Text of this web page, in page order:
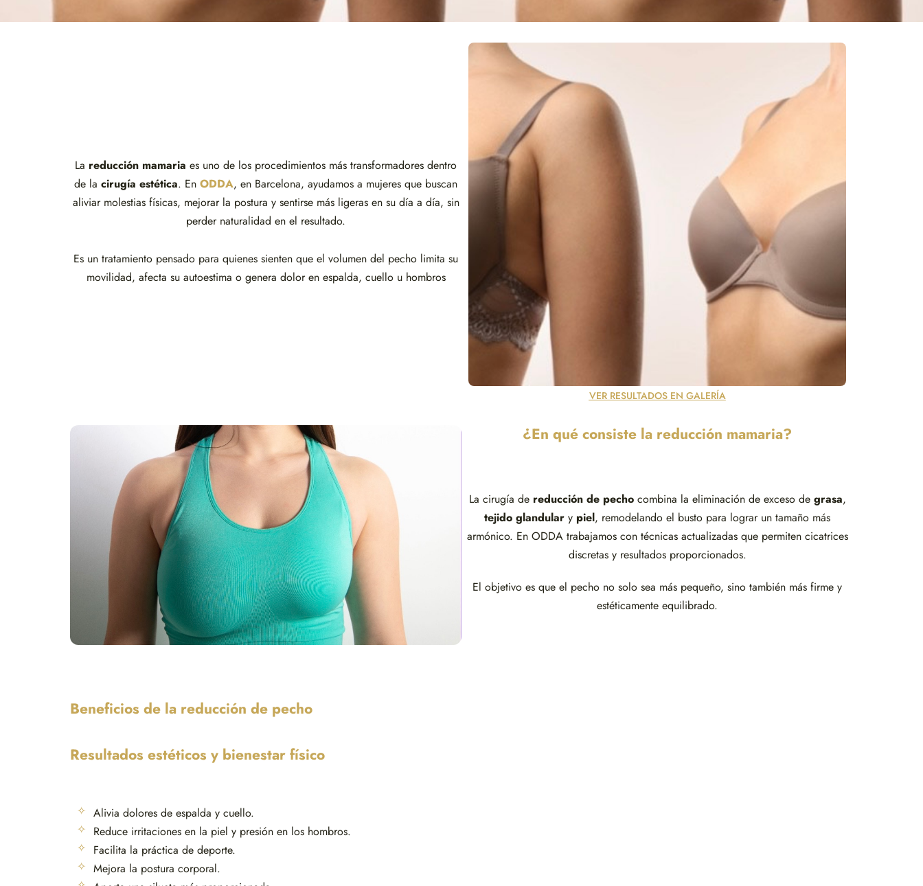
La reducción mamaria es uno de los procedimientos más transformadores dentro
de la cirugía estética. En ODDA, en Barcelona, ayudamos a mujeres que buscan
aliviar molestias físicas, mejorar la postura y sentirse más ligeras en su día a día, sin
perder naturalidad en el resultado.
Es un tratamiento pensado para quienes sienten que el volumen del pecho limita su
movilidad, afecta su autoestima o genera dolor en espalda, cuello u hombros
VER RESULTADOS EN GALERÍA
¿En qué consiste la reducción mamaria?
La cirugía de reducción de pechocombina la eliminación de exceso de grasa,
tejido glandular y piel, remodelando el busto para lograr un tamaño más
armónico. En ODDA trabajamos con técnicas actualizadas que permiten cicatrices
discretas y resultados proporcionados.
El objetivo es que el pecho no solo sea más pequeño, sino también más firme y
estéticamente equilibrado.
Beneficios de la reducción de pecho
Resultados estéticos y bienestar físico
Alivia dolores de espalda y cuello.
Reduce irritaciones en la piel y presión en los hombros.
Facilita la práctica de deporte.
Mejora la postura corporal.